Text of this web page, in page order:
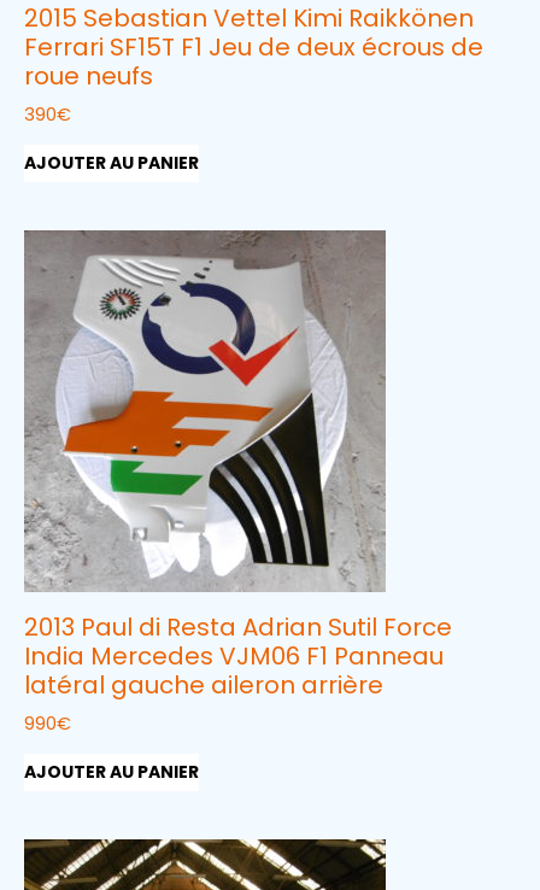
2015 Sebastian Vettel Kimi Raikkönen
Ferrari SF15T F1 Jeu de deux écrous de
roue neufs
390€
AJOUTER AU PANIER
2013 Paul di Resta Adrian Sutil Force
India Mercedes VJM06 F1 Panneau
latéral gauche aileron arrière
990€
AJOUTER AU PANIER